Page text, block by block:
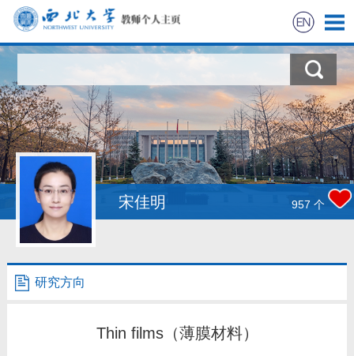
科学研究
课程教学
成员信息
活动相册
招生信息
宋佳明 957 个
研究方向
Thin films（薄膜材料）